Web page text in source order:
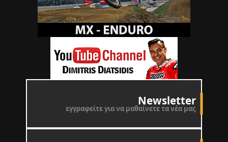
Newsletter
εγγραφείτε για να μαθαίνετε τα νέα μας